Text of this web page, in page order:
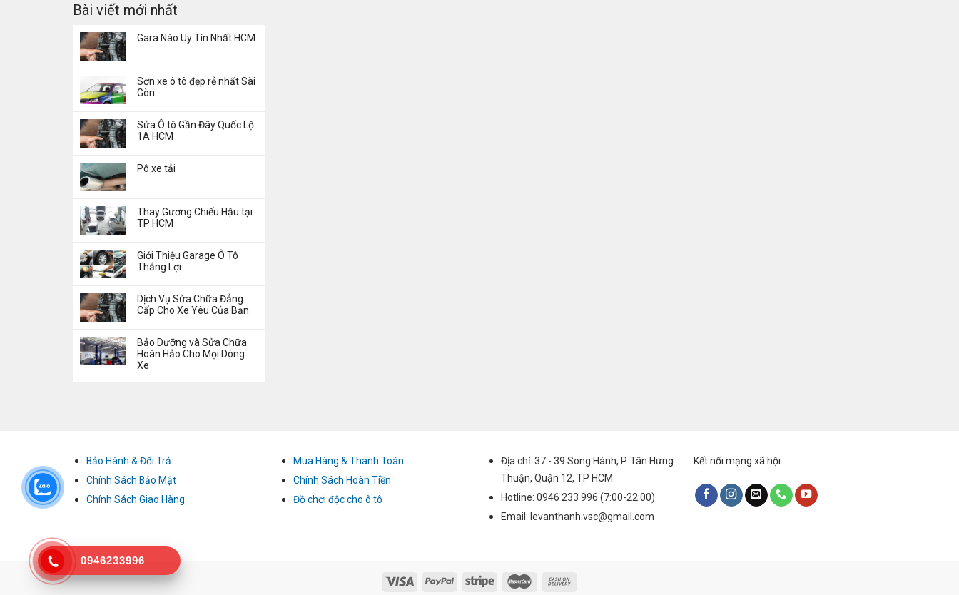
Bài viết mới nhất
Gara Nào Uy Tín Nhất HCM
Sơn xe ô tô đẹp rẻ nhất Sài
Gòn
Sửa Ô tô Gần Đây Quốc Lộ
1A HCM
Pô xe tải
Thay Gương Chiếu Hậu tại
TP HCM
Giới Thiệu Garage Ô Tô
Thắng Lợi
Dịch Vụ Sửa Chữa Đẳng
Cấp Cho Xe Yêu Của Bạn
Bảo Dưỡng và Sửa Chữa
Hoàn Hảo Cho Mọi Dòng
Xe
Bảo Hành & Đổi Trả
Chính Sách Bảo Mật
Chính Sách Giao Hàng
Mua Hàng & Thanh Toán
Chính Sách Hoàn Tiền
Đồ chơi độc cho ô tô
Địa chỉ: 37 - 39 Song Hành, P. Tân Hưng
Thuận, Quận 12, TP HCM
Hotline: 0946 233 996 (7:00-22:00)
Email: levanthanh.vsc@gmail.com
Kết nối mạng xã hội
0946233996